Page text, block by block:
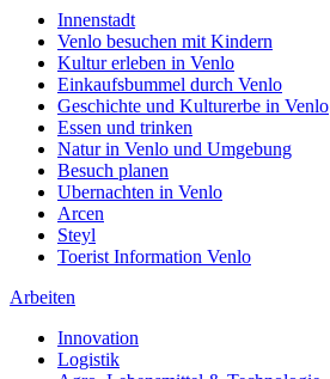
Innenstadt
Venlo besuchen mit Kindern
Kultur erleben in Venlo
Einkaufsbummel durch Venlo
Geschichte und Kulturerbe in Venlo
Essen und trinken
Natur in Venlo und Umgebung
Besuch planen
Ubernachten in Venlo
Arcen
Steyl
Toerist Information Venlo
Arbeiten
Innovation
Logistik